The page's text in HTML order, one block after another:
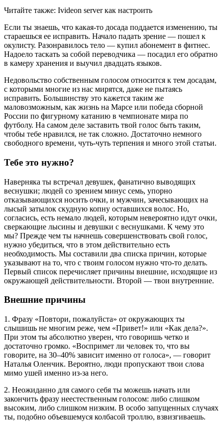
Читайте также: Ivideon server как настроить
Если ты знаешь, что какая-то досада поддается изменению, ты
стараешься ее исправить. Начало падать зрение — пошел к
окулисту. Разонравилось тело — купил абонемент в фитнес.
Надоело таскать за собой переводчика — посадил его обратно
в камеру хранения и выучил двадцать языков.
Недовольство собственным голосом относится к тем досадам,
с которыми многие из нас мирятся, даже не пытаясь
исправить. Большинству это кажется таким же
маловозможным, как жизнь на Марсе или победа сборной
России по фигурному катанию в чемпионате мира по
футболу. На самом деле заставить твой голос быть таким,
чтобы тебе нравился, не так сложно. Достаточно немного
свободного времени, чуть-чуть терпения и много этой статьи.
Тебе это нужно?
Наверняка ты встречал девушек, фанатично выводящих
веснушки; людей со зрением минус семь, упорно
отказывающихся носить очки, и мужчин, зачесывающих на
лысый затылок скудную копну оставшихся волос. Но,
согласись, есть немало людей, которым невероятно идут очки,
сверкающие лысины и девушки с веснушками. К чему это
мы? Прежде чем ты начнешь совершенствовать свой голос,
нужно убедиться, что в этом действительно есть
необходимость. Мы составили два списка причин, которые
указывают на то, что с твоим голосом нужно что-то делать.
Первый список перечисляет причины внешние, исходящие из
окружающей действительности. Второй — твои внутренние.
Внешние причины
1. Фразу «Повтори, пожалуйста» от окружающих ты
слышишь не многим реже, чем «Привет!» или «Как дела?».
При этом ты абсолютно уверен, что говоришь четко и
достаточно громко. «Воспримет ли человек то, что вы
говорите, на 30–40% зависит именно от голоса», — говорит
Наталья Оленчик. Вероятно, люди пропускают твои слова
мимо ушей именно из-за него.
2. Неожиданно для самого себя ты можешь начать или
закончить фразу неестественным голосом: либо слишком
высоким, либо слишком низким. В особо запущенных случаях
ты, подобно объевшемуся колбасой троллю, взвизгиваешь.